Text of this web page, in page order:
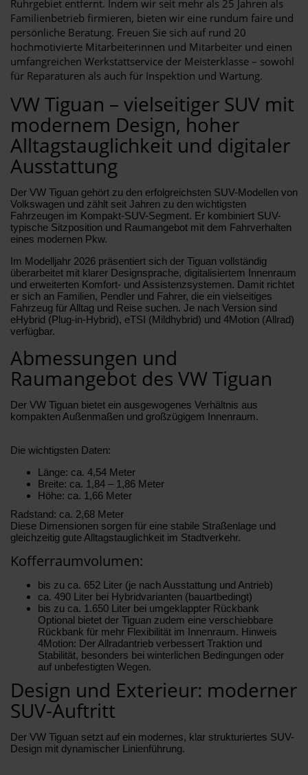
Ruhrgebiet entfernt. Indem wir seit mehr als 25 Jahren als
Familienbetrieb firmieren, bieten wir eine rundum faire und
persönliche Beratung. Freuen Sie sich auf rund 20
hochmotivierte Mitarbeiterinnen und Mitarbeiter und einen
umfangreichen Werkstattservice der Meisterklasse – sowohl
für Reparaturen als auch für Inspektion und Wartung.
VW Tiguan – vielseitiger SUV mit
modernem Design, hoher
Alltagstauglichkeit und digitaler
Ausstattung
Der VW Tiguan gehört zu den erfolgreichsten SUV-Modellen von
Volkswagen und zählt seit Jahren zu den wichtigsten
Fahrzeugen im Kompakt-SUV-Segment. Er kombiniert SUV-
typische Sitzposition und Raumangebot mit dem Fahrverhalten
eines modernen Pkw.
Im Modelljahr 2026 präsentiert sich der Tiguan vollständig
überarbeitet mit klarer Designsprache, digitalisiertem Innenraum
und erweiterten Komfort- und Assistenzsystemen. Damit richtet
er sich an Familien, Pendler und Fahrer, die ein vielseitiges
Fahrzeug für Alltag und Reise suchen. Je nach Version sind
eHybrid (Plug-in-Hybrid), eTSI (Mildhybrid) und 4Motion (Allrad)
verfügbar.
Abmessungen und
Raumangebot des VW Tiguan
Der VW Tiguan bietet ein ausgewogenes Verhältnis aus
kompakten Außenmaßen und großzügigem Innenraum.
Die wichtigsten Daten:
Länge: ca. 4,54 Meter
Breite: ca. 1,84 – 1,86 Meter
Höhe: ca. 1,66 Meter
Radstand: ca. 2,68 Meter
Diese Dimensionen sorgen für eine stabile Straßenlage und
gleichzeitig gute Alltagstauglichkeit im Stadtverkehr.
Kofferraumvolumen:
bis zu ca. 652 Liter (je nach Ausstattung und Antrieb)
ca. 490 Liter bei Hybridvarianten (bauartbedingt)
bis zu ca. 1.650 Liter bei umgeklappter Rückbank
Optional bietet der Tiguan zudem eine verschiebbare
Rückbank für mehr Flexibilität im Innenraum. Hinweis
4Motion: Der Allradantrieb verbessert Traktion und
Stabilität, besonders bei winterlichen Bedingungen oder
auf unbefestigten Wegen.
Design und Exterieur: moderner
SUV-Auftritt
Der VW Tiguan setzt auf ein modernes, klar strukturiertes SUV-
Design mit dynamischer Linienführung.